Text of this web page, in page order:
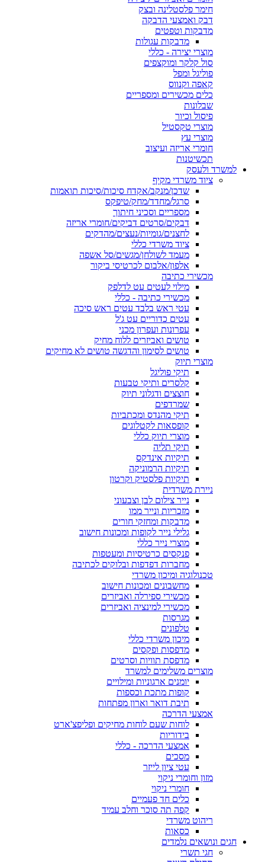
חימר פלסטלינה ובצק
דבק ואמצעי הדבקה
מדבקות וטפטים
מדבקות עגולות
מוצרי יצירה - כללי
סול קלקר ומוקצפים
פוליגל ומפל
קאפה וקנווס
כלים מכשירים ומספריים
שבלונות
פיסול וכיור
מוצרי טקסטיל
מוצרי עץ
חומרי אריזה ועיצוב
תכשיטנות
למשרד ולעסק
ציוד משרדי מקיף
שדכן/מנקב/אקדח סיכות/סיכות תואמות
סרגל/מחדד/מחק/טיפקס
מספריים וסכיני חיתוך
דבקים/סרטים דביקים/חומרי אריזה
לחצנים/גומיות/נעצים/מהדקים
ציוד משרדי כללי
מעמד לשולחן/מגשים/סל אשפה
אלפון/אלבום לכרטיסי ביקור
מכשירי כתיבה
מילוי לעטים עט לדלפק
מכשירי כתיבה - כללי
עטי ראש בלבד עטים ראש סיכה
עטים כדוריים עט ג'ל
עפרונות ועפרון מכני
טושים ואביזרים ללוח מחיק
טושים לסימון והדגשה טושים לא מחיקים
מוצרי תיוק
תיקי פוליגל
קלסרים ותיקי טבעות
חוצצים ודגלוני תיוק
שמרדפים
תיקי מהנדס ומכתביות
קופסאות לקטלוגים
מוצרי תיוק כללי
תיקי תליה
תיקיות אינדקס
תיקיות הרמוניקה
תיקיות פלסטיק וקרטון
ניירת משרדית
נייר צילום לבן וצבעוני
מזכריות ונייר ממו
מדבקות ומחזקי חורים
גלילי נייר לקופות ומכונות חישוב
מוצרי נייר כללי
פנקסים כרטיסיות ומעטפות
מחברות דפדפות ובלוקים לכתיבה
טכנולוגיה ומיכון משרדי
מחשבונים ומכונות חישוב
מכשירי ספירלה ואביזרים
מכשירי למינציה ואביזרים
מגרסות
טלפונים
מיכון משרדי כללי
מדפסות ופקסים
מדפסת תוויות וסרטים
מוצרים משלימים למשרד
יומנים ארגוניות ומילויים
קופות מתכת וכספות
תיבת דואר וארון מפתחות
אמצעי הדרכה
לוחות שעם לוחות מחיקים ופליפצ'ארט
בידוריות
אמצעי הדרכה - כללי
מסכים
עטי ציון לייזר
מזון וחומרי ניקוי
חומרי ניקוי
כלים חד פעמיים
קפה תה סוכר וחלב עמיד
ריהוט משרדי
כסאות
חגים ונושאים נלמדים
חגי תשרי